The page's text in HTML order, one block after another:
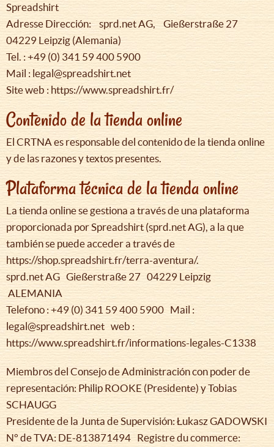
Spreadshirt
Adresse Dirección: sprd.net AG, Gießerstraße 27
04229 Leipzig (Alemania)
Tel. : +49 (0) 341 59 400 5900
Mail : legal@spreadshirt.net
Site web : https://www.spreadshirt.fr/
Contenido de la tienda online
El CRTNA es responsable del contenido de la tienda online
y de las razones y textos presentes.
Plataforma técnica de la tienda online
La tienda online se gestiona a través de una plataforma
proporcionada por Spreadshirt (sprd.net AG), a la que
también se puede acceder a través de
https://shop.spreadshirt.fr/terra-aventura/.
sprd.net AG Gießerstraße 27 04229 Leipzig
ALEMANIA
Telefono : +49 (0) 341 59 400 5900 Mail :
legal@spreadshirt.net web :
https://www.spreadshirt.fr/informations-legales-C1338
Miembros del Consejo de Administración con poder de
representación: Philip ROOKE (Presidente) y Tobias
SCHAUGG
Presidente de la Junta de Supervisión: Łukasz GADOWSKI
N° de TVA: DE-813871494 Registre du commerce: